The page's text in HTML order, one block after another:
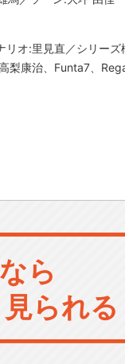
オ:里見直／シリー
梨康治、Funta7、
ら
られる